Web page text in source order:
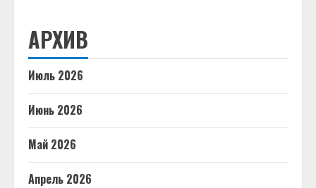
АРХИВ
Июль 2026
Июнь 2026
Май 2026
Апрель 2026